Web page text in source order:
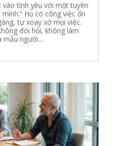
tình yêu với một tuyên
Họ có công việc ổn
tự xoay xở mọi việc.
đòi hỏi, không làm
mẫu người...